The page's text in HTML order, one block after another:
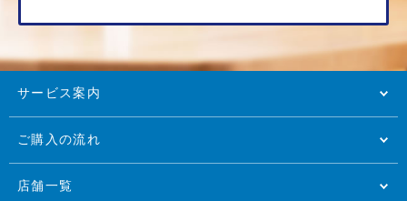
サービス案内
ご購入の流れ
店舗一覧